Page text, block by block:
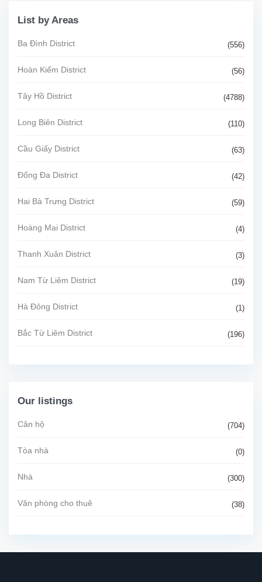
List by Areas
Ba Đình District (556)
Hoàn Kiếm District (56)
Tây Hồ District (4788)
Long Biên District (110)
Cầu Giấy District (63)
Đống Đa District (42)
Hai Bà Trưng District (59)
Hoàng Mai District (4)
Thanh Xuân District (3)
Nam Từ Liêm District (19)
Hà Đông District (1)
Bắc Từ Liêm District (196)
Our listings
Căn hộ (704)
Tòa nhà (0)
Nhà (300)
Văn phòng cho thuê (38)